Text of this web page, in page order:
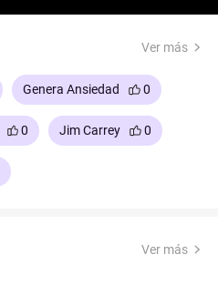
Ver más
Genera Ansiedad 0
0 Jim Carrey 0
Ver más